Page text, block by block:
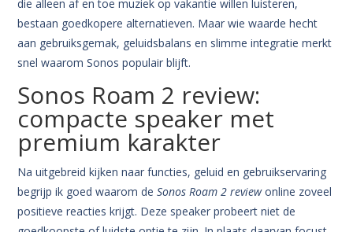
die alleen af en toe muziek op vakantie willen luisteren,
bestaan goedkopere alternatieven. Maar wie waarde hecht
aan gebruiksgemak, geluidsbalans en slimme integratie merkt
snel waarom Sonos populair blijft.
Sonos Roam 2 review:
compacte speaker met
premium karakter
Na uitgebreid kijken naar functies, geluid en gebruikservaring
begrijp ik goed waarom deSonos Roam 2 reviewonline zoveel
positieve reacties krijgt. Deze speaker probeert niet de